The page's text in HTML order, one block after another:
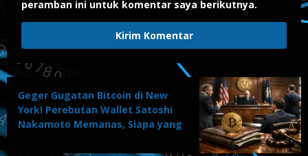
peramban ini untuk komentar saya berikutnya.
Geger Gugatan Bitcoin di New
York! Perebutan Wallet Satoshi
Nakamoto Memanas, Siapa yang